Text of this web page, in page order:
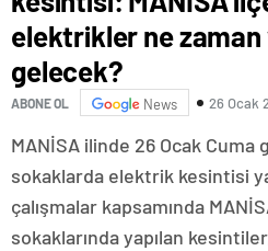
elektrikler ne
gelecek?
ABONE OL News 26 Ocak
MANİSA ilinde 26 Ocak Cuma
sokaklarda elektrik kesintisi
çalışmalar kapsamında
sokaklarında yapılan